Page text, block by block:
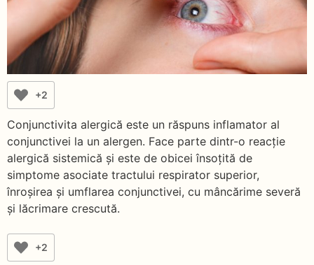
+2
Conjunctivita alergică este un răspuns inflamator al
conjunctivei la un alergen. Face parte dintr-o reacție
alergică sistemică și este de obicei însoțită de
simptome asociate tractului respirator superior,
înroșirea și umflarea conjunctivei, cu mâncărime severă
și lăcrimare crescută.
+2